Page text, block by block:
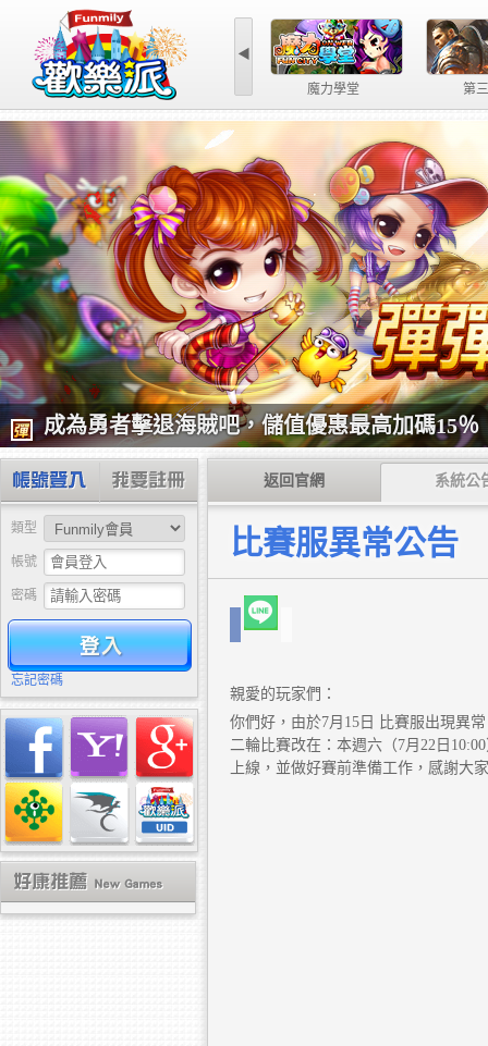
◀
魔力學堂 第
成為勇者擊退海賊吧，儲值優惠最高加碼15％
類型
帳號
密碼
驗證
忘記密碼
返回官網 系統公
比賽服異常公告
親愛的玩家們：
你們好，由於7月15日 比賽服出現異
二輪比賽改在：本週六（7月22日
上線，並做好賽前準備工作，感謝大